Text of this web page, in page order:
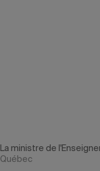
La ministre de
Québec